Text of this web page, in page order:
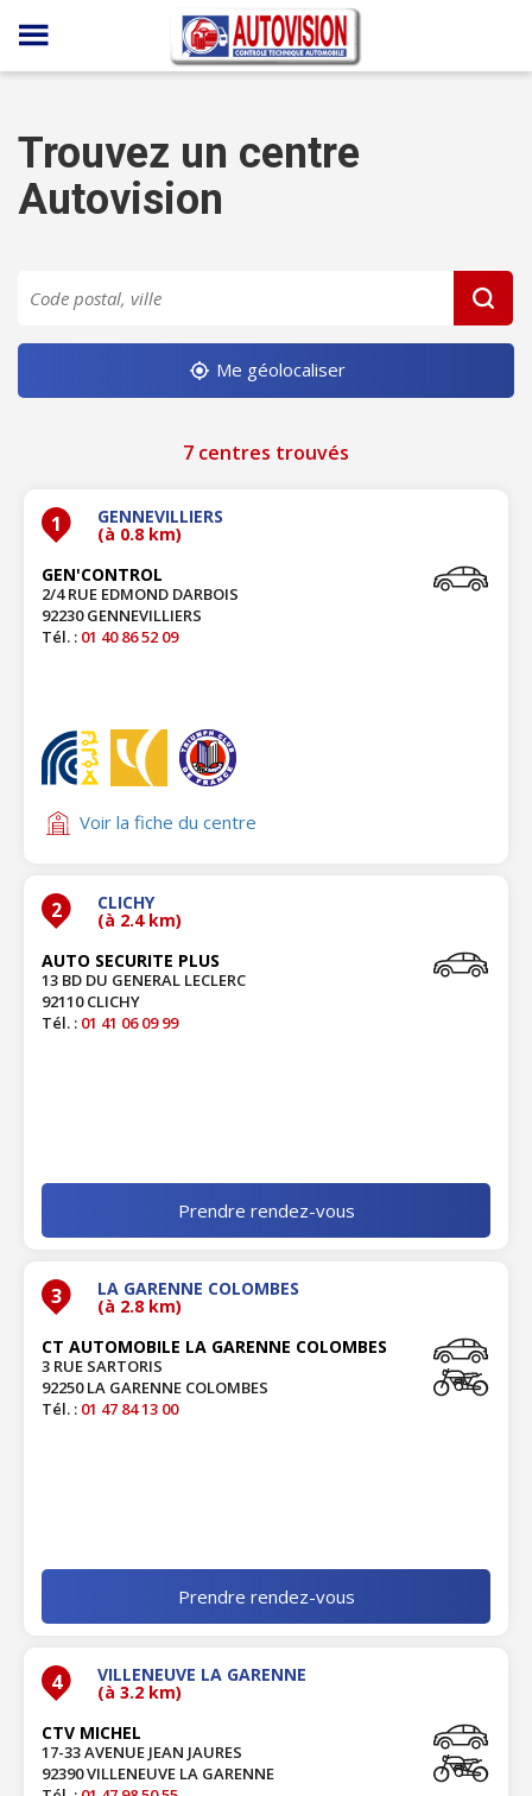
Panneau de gestion des cookies
Trouvez un centre
Autovision
Me géolocaliser
7 centres trouvés
1 GENNEVILLIERS
(à 0.8 km)
GEN'CONTROL
2/4 RUE EDMOND DARBOIS
92230 GENNEVILLIERS
Tél. : 01 40 86 52 09
Voir la fiche du centre
2 CLICHY
(à 2.4 km)
AUTO SECURITE PLUS
13 BD DU GENERAL LECLERC
92110 CLICHY
Tél. : 01 41 06 09 99
Prendre rendez-vous
3 LA GARENNE COLOMBES
(à 2.8 km)
CT AUTOMOBILE LA GARENNE COLOMBES
3 RUE SARTORIS
92250 LA GARENNE COLOMBES
Tél. : 01 47 84 13 00
Prendre rendez-vous
4 VILLENEUVE LA GARENNE
(à 3.2 km)
CTV MICHEL
17-33 AVENUE JEAN JAURES
92390 VILLENEUVE LA GARENNE